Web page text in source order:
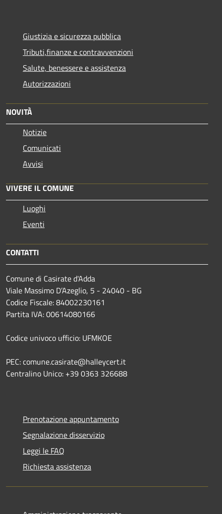
Giustizia e sicurezza pubblica
Tributi,finanze e contravvenzioni
Salute, benessere e assistenza
Autorizzazioni
NOVITÀ
Notizie
Comunicati
Avvisi
VIVERE IL COMUNE
Luoghi
Eventi
CONTATTI
Comune di Casirate d'Adda
Viale Massimo D’Azeglio, 5 - 24040 - BG
Codice Fiscale: 84002230161
Partita IVA: 00614080166
Codice univoco ufficio: UFMKOE
PEC: comune.casirate@halleycert.it
Centralino Unico: +39 0363 326688
Prenotazione appuntamento
Segnalazione disservizio
Leggi le FAQ
Richiesta assistenza